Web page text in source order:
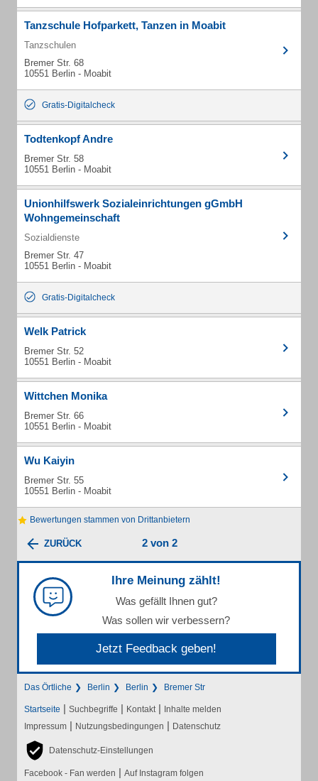
Tanzschule Hofparkett, Tanzen in Moabit
Tanzschulen
Bremer Str. 68
10551 Berlin - Moabit
Gratis-Digitalcheck
Todtenkopf Andre
Bremer Str. 58
10551 Berlin - Moabit
Unionhilfswerk Sozialeinrichtungen gGmbH
Wohngemeinschaft
Sozialdienste
Bremer Str. 47
10551 Berlin - Moabit
Gratis-Digitalcheck
Welk Patrick
Bremer Str. 52
10551 Berlin - Moabit
Wittchen Monika
Bremer Str. 66
10551 Berlin - Moabit
Wu Kaiyin
Bremer Str. 55
10551 Berlin - Moabit
Bewertungen stammen von Drittanbietern
ZURÜCK 2 von 2
Ihre Meinung zählt!
Was gefällt Ihnen gut?
Was sollen wir verbessern?
Jetzt Feedback geben!
Das Örtliche Berlin Berlin Bremer Str
Startseite | Suchbegriffe | Kontakt | Inhalte melden
Impressum | Nutzungsbedingungen | Datenschutz
Datenschutz-Einstellungen
Facebook - Fan werden | Auf Instagram folgen